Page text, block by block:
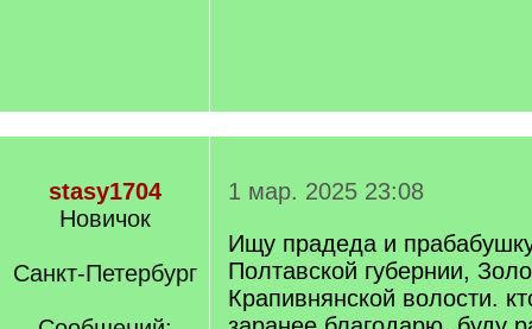
stasy1704
Новичок
Санкт-Петербург
1 мар. 2025 23:08
Ищу прадеда и
Полтавской губернии,
Крапивнянской волости.